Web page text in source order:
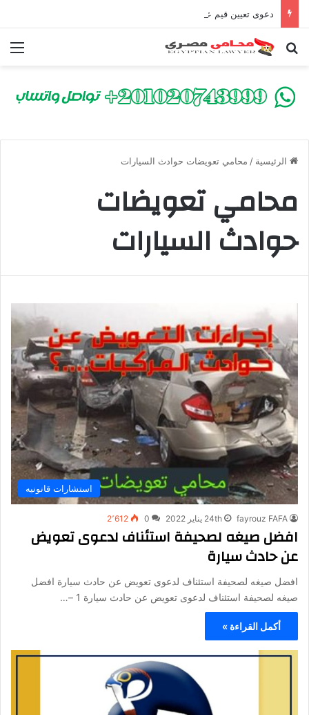
بحث عن
الرئيسية / محامي تعويضات حوادث السيارات
محامي تعويضات
حوادث السيارات
استشارات قانونيه
fayrouz FAFA 24th يناير 2022 0 2٬612
افضل صيغه لصحيفة استئناف لدعوى تعويض
عن حادث سيارة
افضل صيغه لصحيفة استئناف لدعوى تعويض عن حادث سيارة افضل
صيغه لصحيفة استئناف لدعوى تعويض عن حادث سيارة 1 –…
أكمل القراءة »